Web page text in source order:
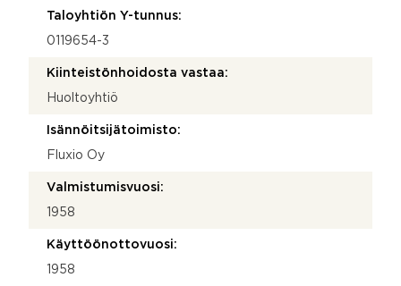
Taloyhtiön Y-tunnus:
0119654-3
Kiinteistönhoidosta vastaa:
Huoltoyhtiö
Isännöitsijätoimisto:
Fluxio Oy
Valmistumisvuosi:
1958
Käyttöönottovuosi:
1958